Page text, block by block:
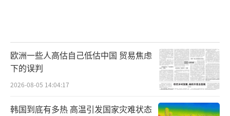
欧洲一些人高估自己低估中国 贸易焦虑
下的误判
2026-08-05 14:04:17
韩国到底有多热 高温引发国家灾难状态